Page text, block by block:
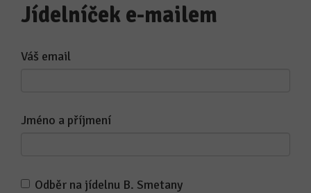
Jídelníček e-mailem
Váš email
Jméno a příjmení
Odběr na jídelnu B. Smetany